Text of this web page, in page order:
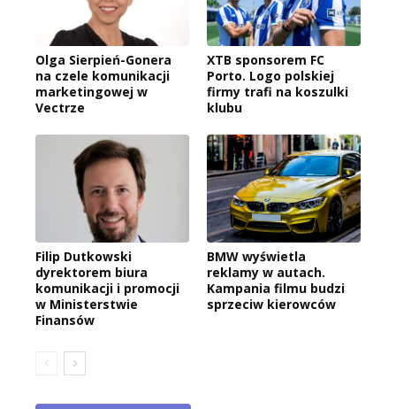
Olga Sierpień-Gonera
na czele komunikacji
marketingowej w
Vectrze
XTB sponsorem FC
Porto. Logo polskiej
firmy trafi na koszulki
klubu
Filip Dutkowski
dyrektorem biura
komunikacji i promocji
w Ministerstwie
Finansów
BMW wyświetla
reklamy w autach.
Kampania filmu budzi
sprzeciw kierowców